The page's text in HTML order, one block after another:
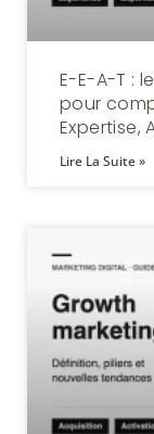
E-E-A-T :
pour
Expertise,
Lire La Suite »